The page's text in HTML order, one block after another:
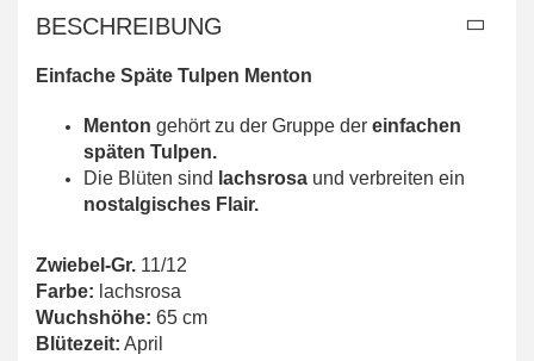
BESCHREIBUNG
Einfache Späte Tulpen Menton
Menton gehört zu der Gruppe der einfachen
späten Tulpen.
Die Blüten sind lachsrosa und verbreiten ein
nostalgisches Flair.
Zwiebel-Gr. 11/12
Farbe: lachsrosa
Wuchshöhe: 65 cm
Blütezeit: April